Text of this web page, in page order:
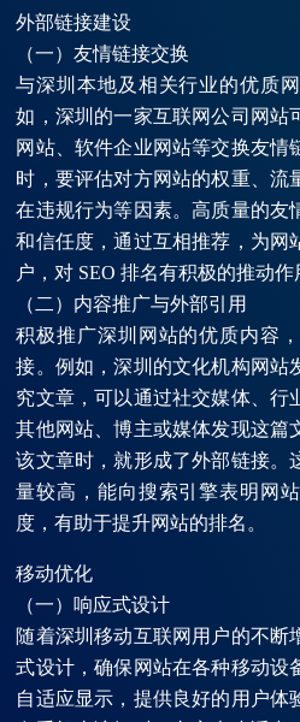
外部链接建设
（一）友情链接交换
与深圳本地及相关行业的优质
如，深圳的一家互联网公司网站
网站、软件企业网站等交换友情
时，要评估对方网站的权重、流
在违规行为等因素。高质量的友
和信任度，通过互相推荐，为网
户，对 SEO 排名有积极的推动作
（二）内容推广与外部引用
积极推广深圳网站的优质内容
接。例如，深圳的文化机构网站
究文章，可以通过社交媒体、行
其他网站、博主或媒体发现这篇
该文章时，就形成了外部链接。
量较高，能向搜索引擎表明网
度，有助于提升网站的排名。
移动优化
（一）响应式设计
随着深圳移动互联网用户的不断
式设计，确保网站在各种移动设
自适应显示，提供良好的用户体